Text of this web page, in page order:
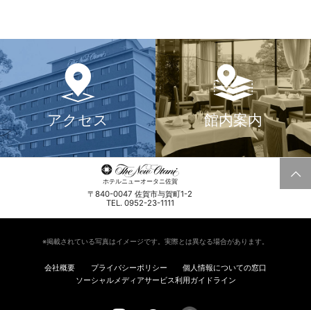
アクセス 館内案内
ホテルニューオータニ佐賀
〒840-0047 佐賀市与賀町1-2
TEL. 0952-23-1111
※掲載されている写真はイメージです。実際とは異なる場合があります。
会社概要 プライバシーポリシー
個人情報についての窓口
ソーシャルメディアサービス利用ガイドライン